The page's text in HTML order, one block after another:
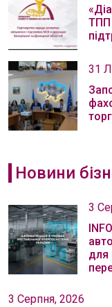
ТПП
31
Новини
3
для
3 Серпня, 2026